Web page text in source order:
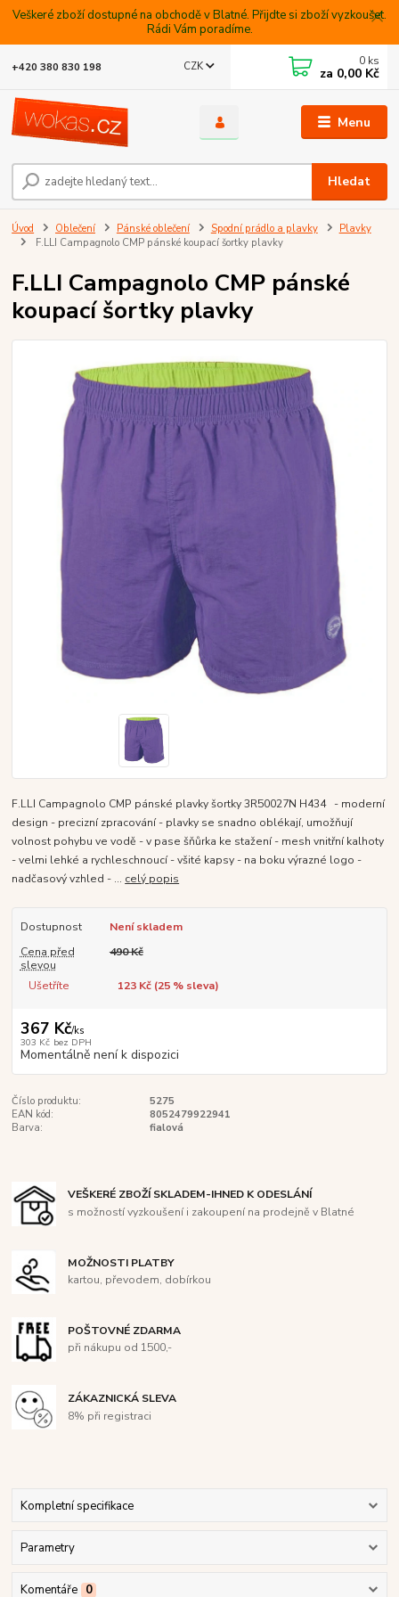
Veškeré zboží dostupné na obchodě v Blatné. Přijdte si zboží vyzkoušet.
Rádi Vám poradíme.
Menu
CZK
Hledat
+420 380 830 198 0 ks
za 0,00 Kč
Úvod Oblečení Pánské oblečení Spodní prádlo a plavky
Plavky
F.LLI Campagnolo CMP pánské koupací šortky plavky
F.LLI Campagnolo CMP pánské
koupací šortky plavky
F.LLI Campagnolo CMP pánské plavky šortky 3R50027N H434 - moderní
design - precizní zpracování - plavky se snadno oblékají, umožňují
volnost pohybu ve vodě - v pase šňůrka ke stažení - mesh vnitřní kalhoty
- velmi lehké a rychleschnoucí - všité kapsy - na boku výrazné logo -
nadčasový vzhled - ... celý popis
Dostupnost
Není skladem
Cena před
slevou
490 Kč
Ušetříte 123 Kč (25% sleva)
367 Kč/ks
303 Kč bez DPH
Momentálně není k dispozici
Číslo produktu:
5275
EAN kód:
8052479922941
Barva:
fialová
VEŠKERÉ ZBOŽÍ SKLADEM-IHNED K ODESLÁNÍ
s možností vyzkoušení i zakoupení na prodejně v Blatné
MOŽNOSTI PLATBY
kartou, převodem, dobírkou
POŠTOVNÉ ZDARMA
při nákupu od 1500,-
ZÁKAZNICKÁ SLEVA
8% při registraci
Kompletní specifikace
Parametry
Komentáře 0